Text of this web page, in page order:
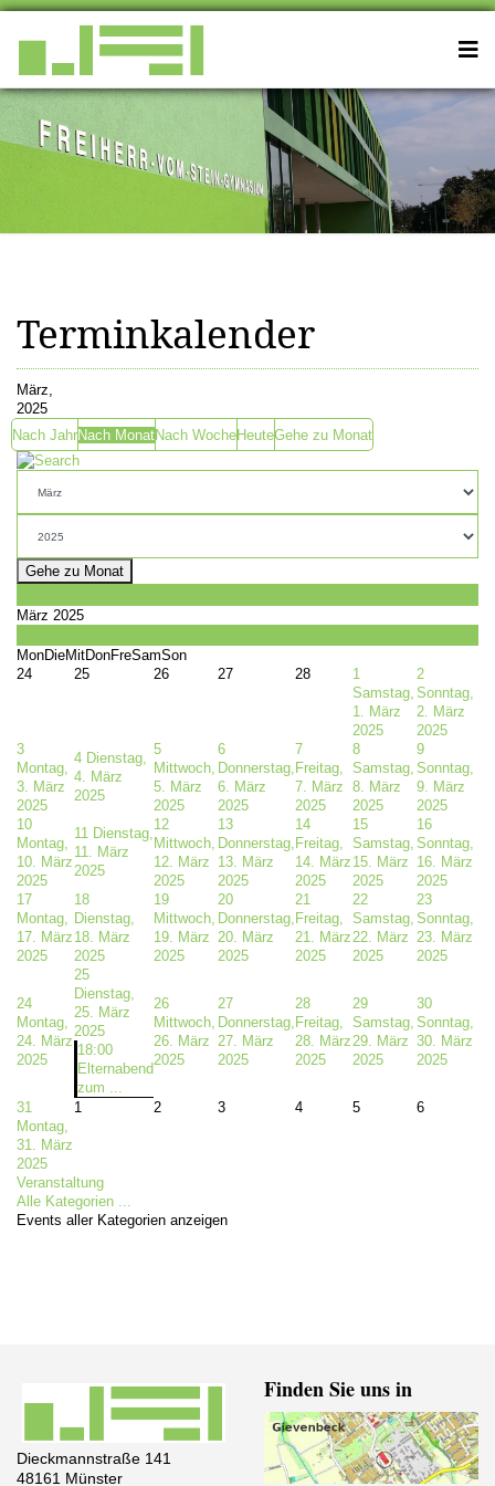
Terminkalender
März,
2025
Nach JahrNach MonatNach WocheHeuteGehe zu Monat
Gehe zu Monat
März 2025
MonDieMitDonFreSamSon
24
25 26 27 28
1
Samstag,
1. März
2025
2
Sonntag,
2. März
2025
3
Montag,
3. März
2025
4 Dienstag,
4. März
2025
5
Mittwoch,
5. März
2025
6
Donnerstag,
6. März
2025
7
Freitag,
7. März
2025
8
Samstag,
8. März
2025
9
Sonntag,
9. März
2025
10
Montag,
10. März
2025
11 Dienstag,
11. März
2025
12
Mittwoch,
12. März
2025
13
Donnerstag,
13. März
2025
14
Freitag,
14. März
2025
15
Samstag,
15. März
2025
16
Sonntag,
16. März
2025
17
Montag,
17. März
2025
18
Dienstag,
18. März
2025
19
Mittwoch,
19. März
2025
20
Donnerstag,
20. März
2025
21
Freitag,
21. März
2025
22
Samstag,
22. März
2025
23
Sonntag,
23. März
2025
24
Montag,
24. März
2025
25
Dienstag,
25. März
2025
18:00
Elternabend
zum ...
26
Mittwoch,
26. März
2025
27
Donnerstag,
27. März
2025
28
Freitag,
28. März
2025
29
Samstag,
29. März
2025
30
Sonntag,
30. März
2025
31
Montag,
31. März
2025
1 2 3 4 5 6
Veranstaltung
Alle Kategorien ...
Events aller Kategorien anzeigen
Dieckmannstraße 141
48161 Münster
Finden Sie uns in